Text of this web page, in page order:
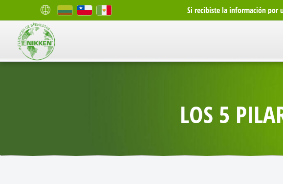
Si recibiste la información por
LOS 5